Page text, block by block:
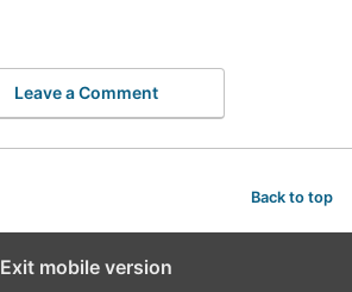
Leave a Comment
Back to top
Exit mobile version